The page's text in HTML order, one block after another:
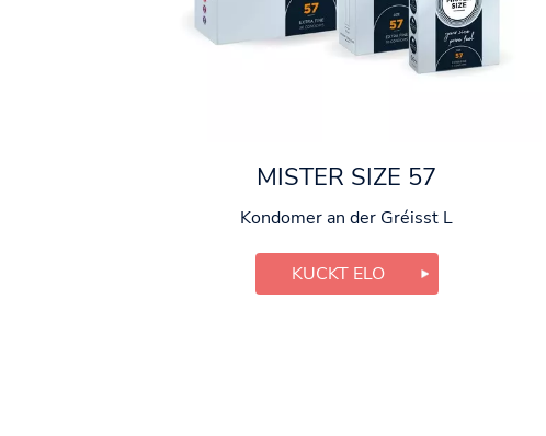
MISTER SIZE 57
Kondomer an der Gréisst L
KUCKT ELO